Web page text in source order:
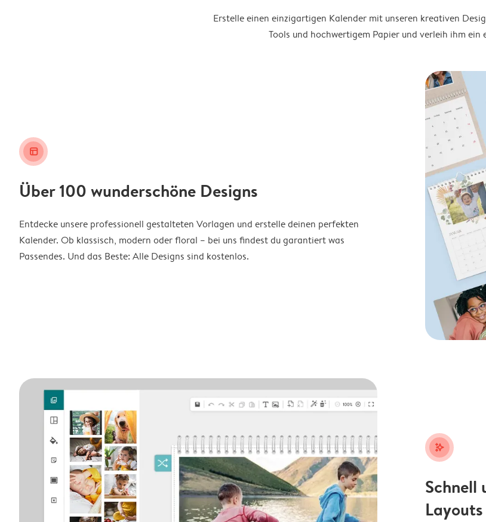
Erstelle einen einzigartigen Kalender mit unseren kreativen
Tools und hochwertigem Papier und verleih ihm ein
layout_alt
Über 100 wunderschöne Designs
Entdecke unsere professionell gestalteten Vorlagen und erstelle deinen perfekten
Kalender. Ob klassisch, modern oder floral – bei uns findest du garantiert was
Passendes. Und das Beste: Alle Designs sind kostenlos.
stars_plus
Schnell
Layouts